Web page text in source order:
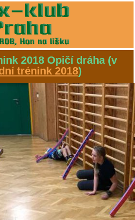
2018 Opičí dráha (v
trénink 2018)